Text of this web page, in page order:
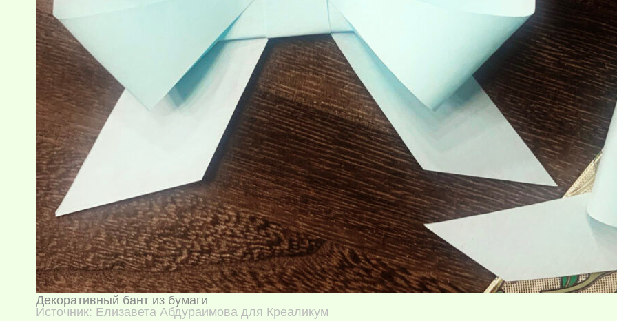
Декоративный бант из бумаги
Источник: Елизавета Абдураимова для Креаликум